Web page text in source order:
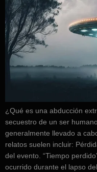
¿Qué es una abducción
secuestro de un ser
generalmente llevado a
relatos suelen incluir:
del evento. “Tiempo
ocurrido durante el lapso